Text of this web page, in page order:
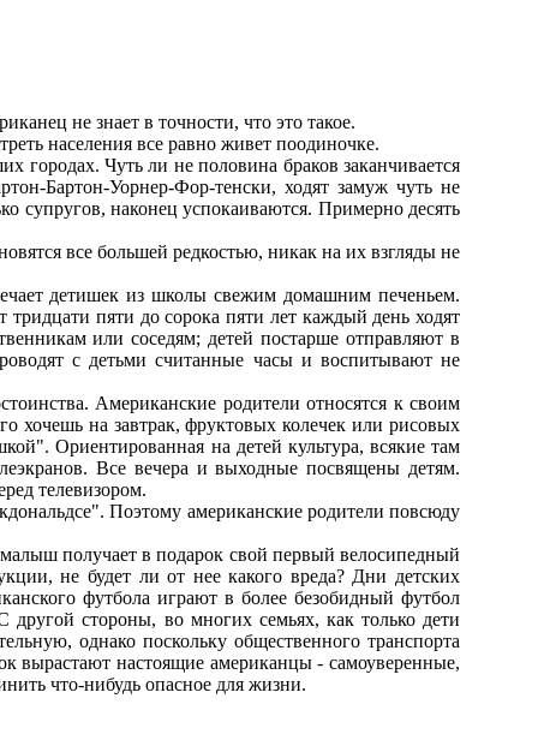
не знает в точности, что это такое.
населения все равно живет поодиночке.
Чуть ли не половина браков заканчивается
Бартон-Уорнер-Фор-тенски, ходят замуж чуть не
супругов, наконец успокаиваются. Примерно десять
все большей редкостью, никак на их взгляды не
детишек из школы свежим домашним печеньем.
пяти до сорока пяти лет каждый день ходят
или соседям; детей постарше отправляют в
с детьми считанные часы и воспитывают не
Американские родители относятся к своим
хочешь на завтрак, фруктовых колечек или рисовых
Ориентированная на детей культура, всякие там
Все вечера и выходные посвящены детям.
телевизором.
Поэтому американские родители повсюду
получает в подарок свой первый велосипедный
не будет ли от нее какого вреда? Дни детских
футбола играют в более безобидный футбол
стороны, во многих семьях, как только дети
однако поскольку общественного транспорта
вырастают настоящие американцы - самоуверенные,
что-нибудь опасное для жизни.